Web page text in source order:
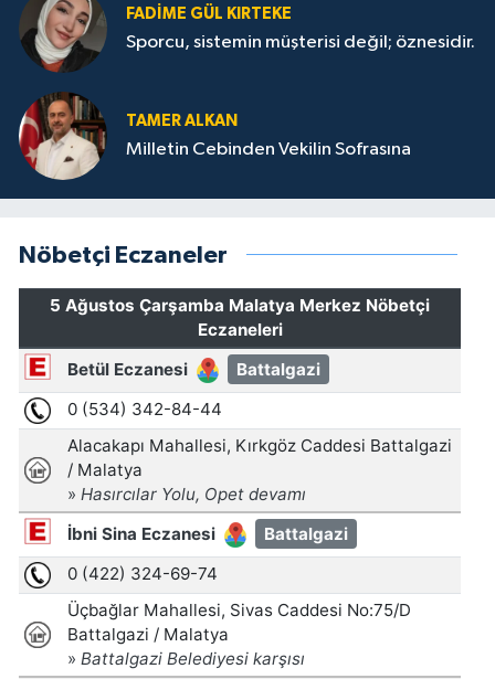
FADIME GÜL KIRTEKE
Sporcu, sistemin müşterisi değil; öznesidir.
TAMER ALKAN
Milletin Cebinden Vekilin Sofrasına
Nöbetçi Eczaneler